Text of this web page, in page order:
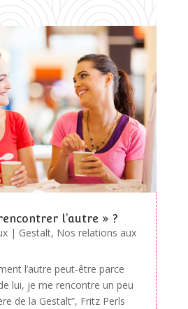
l’autre » ?
| Gestalt, Nos relations aux
l’autre peut-être parce
lui, je me rencontre un peu
de la Gestalt”, Fritz Perls